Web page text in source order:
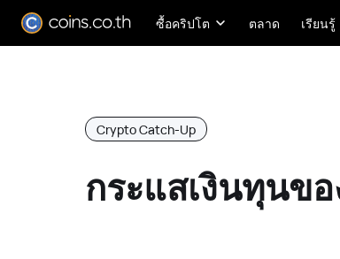
ซื้อคริปโต ตลาด เรียนรู้
Crypto Catch-Up
กระแสเงินทุนข